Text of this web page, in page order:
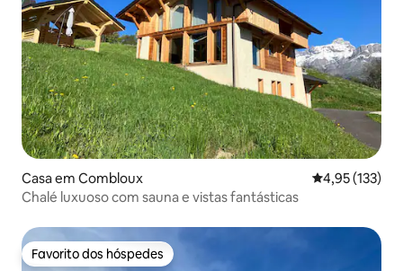
Casa em Combloux Classificação
4,95 (133)
Chalé luxuoso com sauna e vistas fantásticas
Favorito dos hóspedes
Favorito dos hóspedes